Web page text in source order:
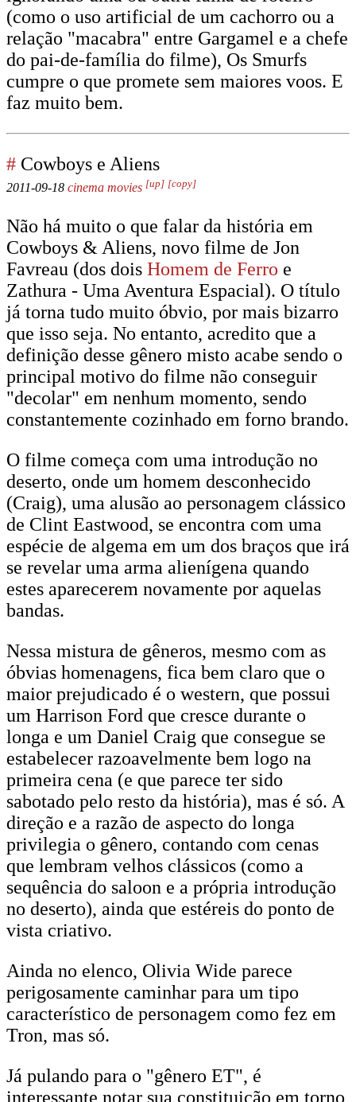
(como o uso artificial de um cachorro ou a
relação "macabra" entre Gargamel e a chefe
do pai-de-família do filme), Os Smurfs
cumpre o que promete sem maiores voos. E
faz muito bem.
# Cowboys e Aliens
2011-09-18 cinema movies [up] [copy]
Não há muito o que falar da história em
Cowboys & Aliens, novo filme de Jon
Favreau (dos dois Homem de Ferro e
Zathura - Uma Aventura Espacial). O título
já torna tudo muito óbvio, por mais bizarro
que isso seja. No entanto, acredito que a
definição desse gênero misto acabe sendo o
principal motivo do filme não conseguir
"decolar" em nenhum momento, sendo
constantemente cozinhado em forno brando.
O filme começa com uma introdução no
deserto, onde um homem desconhecido
(Craig), uma alusão ao personagem clássico
de Clint Eastwood, se encontra com uma
espécie de algema em um dos braços que irá
se revelar uma arma alienígena quando
estes aparecerem novamente por aquelas
bandas.
Nessa mistura de gêneros, mesmo com as
óbvias homenagens, fica bem claro que o
maior prejudicado é o western, que possui
um Harrison Ford que cresce durante o
longa e um Daniel Craig que consegue se
estabelecer razoavelmente bem logo na
primeira cena (e que parece ter sido
sabotado pelo resto da história), mas é só. A
direção e a razão de aspecto do longa
privilegia o gênero, contando com cenas
que lembram velhos clássicos (como a
sequência do saloon e a própria introdução
no deserto), ainda que estéreis do ponto de
vista criativo.
Ainda no elenco, Olivia Wide parece
perigosamente caminhar para um tipo
característico de personagem como fez em
Tron, mas só.
Já pulando para o "gênero ET", é
interessante notar sua constituição em torno